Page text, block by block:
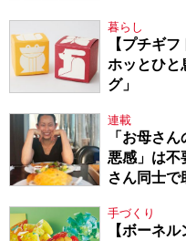
暮らし
【プチギ
ホッとひと
グ」
連載
「お母さ
悪感」は不
さん同士で
手づくり
【ボーネ